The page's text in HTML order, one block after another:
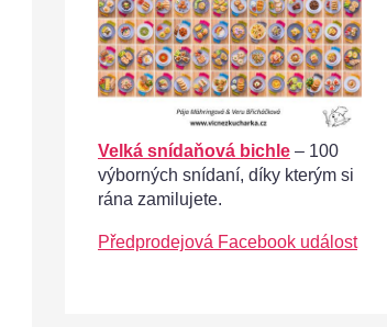
Velká snídaňová bichle – 100
výborných snídaní, díky kterým si
rána zamilujete.
Předprodejová Facebook událost